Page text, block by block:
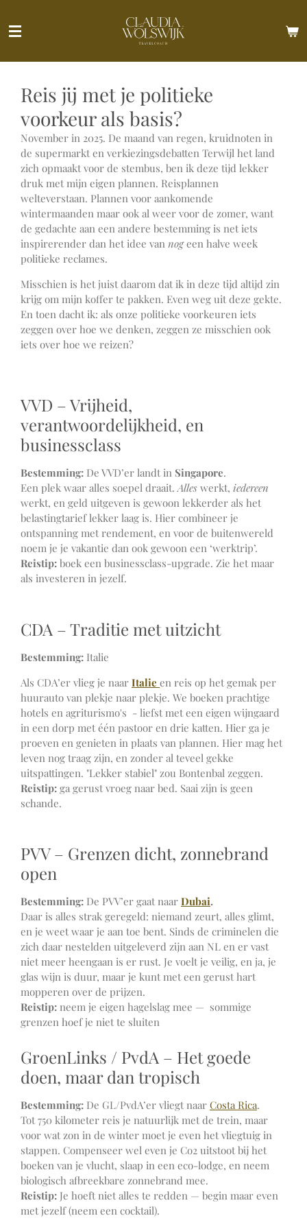
direct
Reis jij met je politieke
voorkeur als basis?
November in 2025. De maand van regen, kruidnoten in
de supermarkt en verkiezingsdebatten Terwijl het land
zich opmaakt voor de stembus, ben ik deze tijd lekker
druk met mijn eigen plannen. Reisplannen
welteverstaan. Plannen voor aankomende
wintermaanden maar ook al weer voor de zomer, want
de gedachte aan een andere bestemming is net iets
inspirerender dan het idee van nogeen halve week
politieke reclames.
Misschien is het juist daarom dat ik in deze tijd altijd zin
krijg om mijn koffer te pakken. Even weg uit deze gekte.
En toen dacht ik: als onze politieke voorkeuren iets
zeggen over hoe we denken, zeggen ze misschien ook
iets over hoe we reizen?
VVD – Vrijheid,
verantwoordelijkheid, en
businessclass
Bestemming: De VVD’er landt in Singapore.
Een plek waar alles soepel draait.Alles werkt, iedereen
werkt, en geld uitgeven is gewoon lekkerder als het
belastingtarief lekker laag is. Hier combineer je
ontspanning met rendement, en voor de buitenwereld
noem je je vakantie dan ook gewoon een ‘werktrip’.
Reistip: boek een businessclass-upgrade. Zie het maar
als investeren in jezelf.
CDA – Traditie met uitzicht
Bestemming: Italie
Als CDA’er vlieg je naar Italie en reis op het gemak per
huurauto van plekje naar plekje. We boeken prachtige
hotels en agriturismo's - liefst met een eigen wijngaard
in een dorp met één pastoor en drie katten. Hier ga je
proeven en genieten in plaats van plannen. Hier mag het
leven nog traag zijn, en zonder al teveel gekke
uitspattingen. "Lekker stabiel" zou Bontenbal zeggen.
Reistip: ga gerust vroeg naar bed. Saai zijn is geen
schande.
PVV – Grenzen dicht, zonnebrand
open
Bestemming: De PVV’er gaat naar Dubai.
Daar is alles strak geregeld: niemand zeurt, alles glimt,
en je weet waar je aan toe bent. Sinds de criminelen die
zich daar nestelden uitgeleverd zijn aan NL en er vast
niet meer heengaan is er rust. Je voelt je veilig, en ja, je
glas wijn is duur, maar je kunt met een gerust hart
mopperen over de prijzen.
Reistip: neem je eigen hagelslag mee — sommige
grenzen hoef je niet te sluiten
GroenLinks / PvdA – Het goede
doen, maar dan tropisch
Bestemming: De GL/PvdA’er vliegt naar Costa Rica.
Tot 750 kilometer reis je natuurlijk met de trein, maar
voor wat zon in de winter moet je even het vliegtuig in
stappen. Compenseer wel even je Co2 uitstoot bij het
boeken van je vlucht, slaap in een eco-lodge, en neem
biologisch afbreekbare zonnebrand mee.
Reistip: Je hoeft niet alles te redden — begin maar even
met jezelf (neem een cocktail).